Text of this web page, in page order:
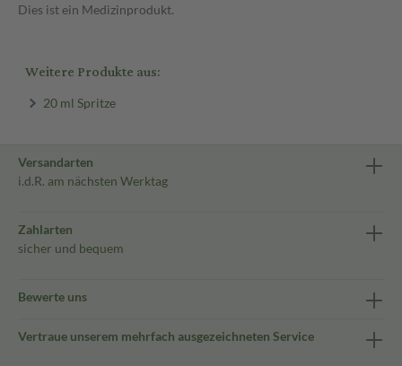
Dies ist ein Medizinprodukt.
Weitere Produkte aus:
20 ml Spritze
Versandarten
i.d.R. am nächsten Werktag
Zahlarten
sicher und bequem
Bewerte uns
Vertraue unserem mehrfach ausgezeichneten Service